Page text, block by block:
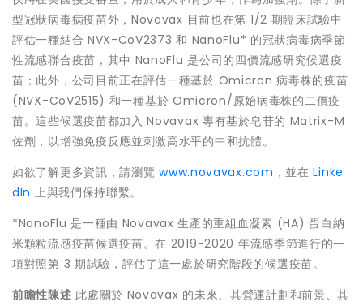
型冠狀病毒病疫苗外，Novavax 目前也在第 1/2 期臨床試驗中
評估一種結合 NVX-CoV2373 和 NanoFlu* 的冠狀病毒病季節
性流感聯合疫苗，其中 NanoFlu 是公司的四價流感研究候選疫
苗；此外，公司目前正在評估一種基於 Omicron 病毒株的疫苗
(NVX-CoV2515) 和一種基於 Omicron/原始病毒株的二價疫
苗。這些候選疫苗都加入 Novavax 專有基於皂苷的 Matrix-M
佐劑，以增強免疫反應並刺激高水平的中和抗體。
如欲了解更多資訊，請瀏覽www.novavax.com ，並在Linke
dIn 上與我們保持聯繫。
*NanoFlu 是一種由 Novavax 生產的重組血凝素 (HA) 蛋白納
米顆粒流感疫苗候選疫苗。在 2019-2020 年流感季節進行的一
項對照第 3 期試驗，評估了這一處於研究階段的候選疫苗。
前瞻性陳述 此處關於 Novavax 的未來、其營運計劃和前景、其